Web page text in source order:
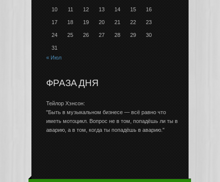
10 11 12 13 14 15 16
17 18 19 20 21 22 23
24 25 26 27 28 29 30
31
« Июл
ФРАЗА ДНЯ
Тейлор Хэнсон:
"Быть в музыкальном бизнесе — всё равно что
иметь мотоцикл. Вопрос не в том, попадёшь ли ты в
аварию, а в том, когда ты попадёшь в аварию."